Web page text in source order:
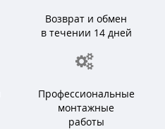
Возврат и обмен
в течении 14 дней
Профессиональные
монтажные
работы